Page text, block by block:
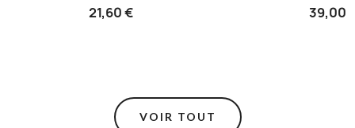
21,60 € 39,00
VOIR TOUT